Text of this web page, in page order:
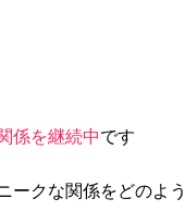
係を継続中です
ークな関係をどのよ